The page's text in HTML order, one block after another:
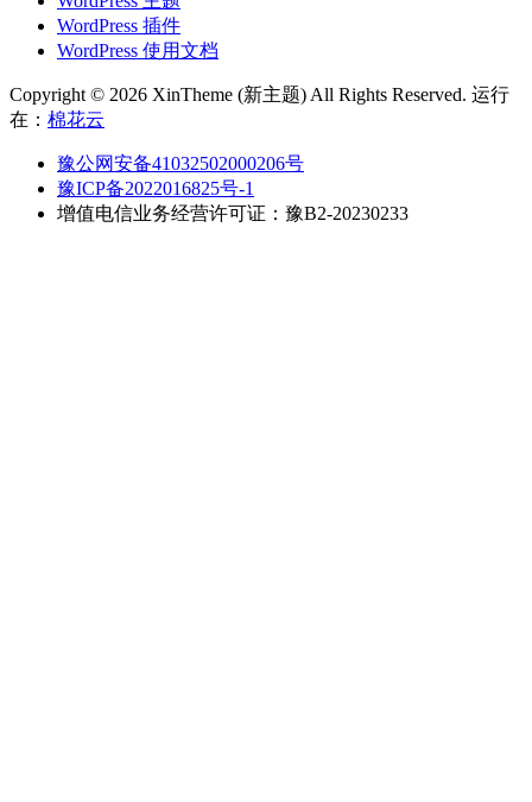
WordPress 插件
WordPress 使用文档
Copyright © 2026 XinTheme (新主题) All Rights Reserved. 运行
在： 棉花云
豫公网安备41032502000206号
豫ICP备2022016825号-1
增值电信业务经营许可证：豫B2-20230233